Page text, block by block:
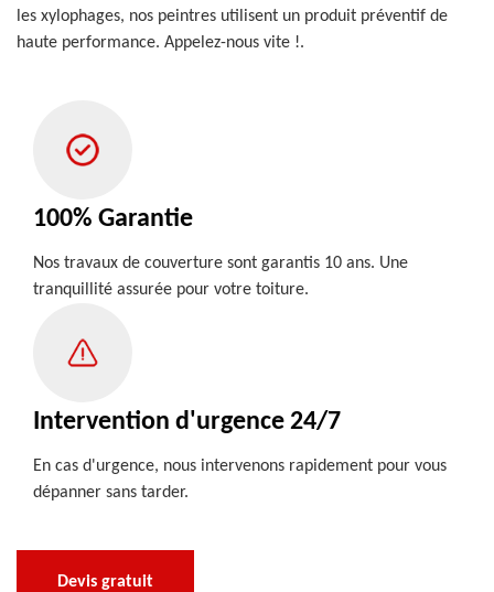
les xylophages, nos peintres utilisent un produit préventif de
haute performance. Appelez-nous vite !.
100% Garantie
Nos travaux de couverture sont garantis 10 ans. Une
tranquillité assurée pour votre toiture.
Intervention d'urgence 24/7
En cas d'urgence, nous intervenons rapidement pour vous
dépanner sans tarder.
Devis gratuit